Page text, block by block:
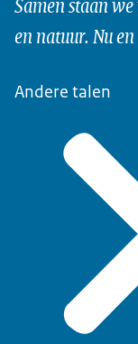
en natuur. Nu
Andere talen